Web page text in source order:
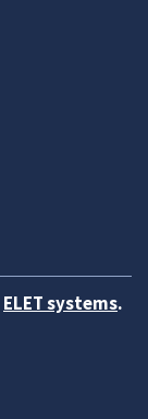
ELET systems.